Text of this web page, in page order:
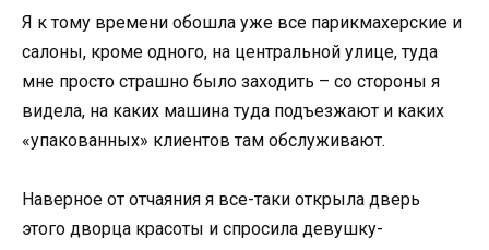
Я к тому времени обошла уже все парикмахерские и
салоны, кроме одного, на центральной улице, туда
мне просто страшно было заходить – со стороны я
видела, на каких машина туда подъезжают и каких
«упакованных» клиентов там обслуживают.
Наверное от отчаяния я все-таки открыла дверь
этого дворца красоты и спросила девушку-